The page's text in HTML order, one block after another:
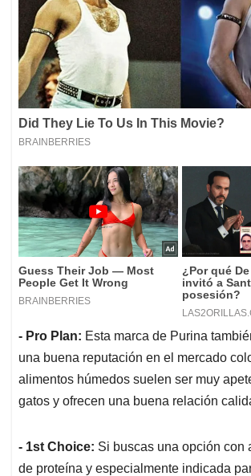
- Pro Plan: Esta marca de Purina
una buena reputación en el mercado
alimentos húmedos suelen ser muy
gatos y ofrecen una buena relación
- 1st Choice: Si buscas una opción con
de proteína y especialmente indicada